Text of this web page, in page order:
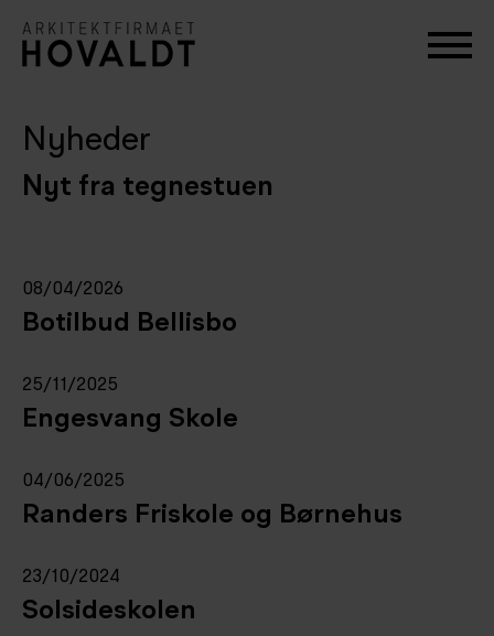
Nyheder
Nyt fra tegnestuen
08/04/2026
Botilbud Bellisbo
25/11/2025
Engesvang Skole
04/06/2025
Randers Friskole og Børnehus
23/10/2024
Solsideskolen